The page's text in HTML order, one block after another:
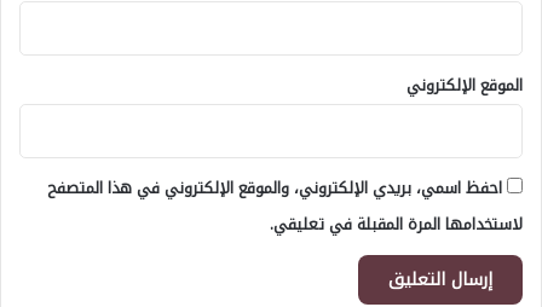
الموقع الإلكتروني
احفظ اسمي، بريدي الإلكتروني، والموقع الإلكتروني في هذا المتصفح
لاستخدامها المرة المقبلة في تعليقي.